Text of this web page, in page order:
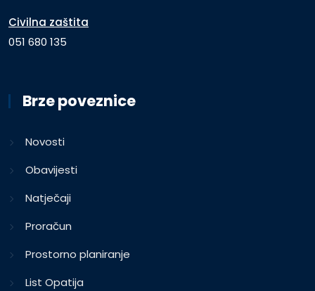
Civilna zaštita
051 680 135
Brze poveznice
Novosti
Obavijesti
Natječaji
Proračun
Prostorno planiranje
List Opatija